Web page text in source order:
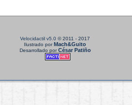
Velocidactil v5.0 © 2011 - 2017
Ilustrado porMach&Guito
Desarrollado porCésar Patiño